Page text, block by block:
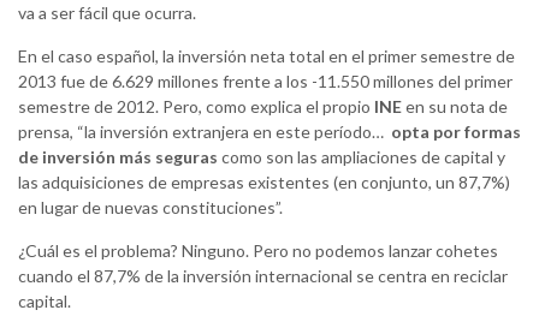
va a ser fácil que ocurra.
En el caso español, la inversión neta total en el primer semestre de
2013 fue de 6.629 millones frente a los -11.550 millones del primer
semestre de 2012. Pero, como explica el propio INEen su nota de
prensa, “la inversión extranjera en este período… opta por formas
de inversión más seguras como son las ampliaciones de capital y
las adquisiciones de empresas existentes (en conjunto, un 87,7%)
en lugar de nuevas constituciones”.
¿Cuál es el problema? Ninguno. Pero no podemos lanzar cohetes
cuando el 87,7% de la inversión internacional se centra en reciclar
capital.